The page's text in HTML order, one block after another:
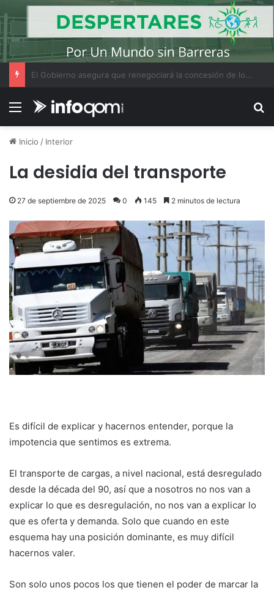
Menú
Inicio / Interior
La desidia del transporte
27 de septiembre de 2025 0 145 2 minutos de lectura
Es difícil de explicar y hacernos entender, porque la
impotencia que sentimos es extrema.
El transporte de cargas, a nivel nacional, está desregulado
desde la década del 90, así que a nosotros no nos van a
explicar lo que es desregulación, no nos van a explicar lo
que es oferta y demanda. Solo que cuando en este
esquema hay una posición dominante, es muy difícil
hacernos valer.
Son solo unos pocos los que tienen el poder de marcar la